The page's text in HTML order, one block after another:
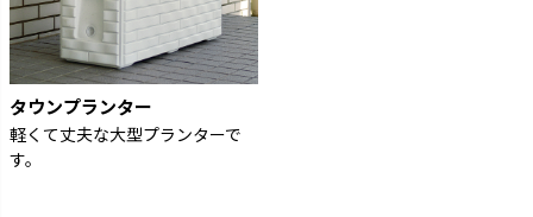
タウンプランター
軽くて丈夫な大型プランターで
す。